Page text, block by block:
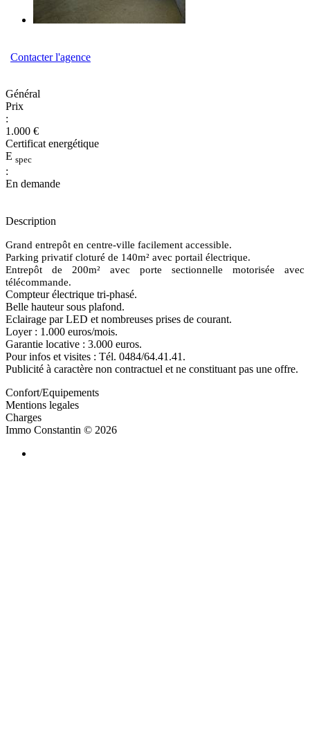
Contacter l'agence
Général
Prix
:
1.000 €
Certificat energétique
E spec
:
En demande
Description
Grand entrepôt en centre-ville facilement accessible.
Parking privatif cloturé de 140m² avec portail électrique.
Entrepôt de 200m² avec porte sectionnelle motorisée avec
télécommande.
Compteur électrique tri-phasé.
Belle hauteur sous plafond.
Eclairage par LED et nombreuses prises de courant.
Loyer : 1.000 euros/mois.
Garantie locative : 3.000 euros.
Pour infos et visites : Tél. 0484/64.41.41.
Publicité à caractère non contractuel et ne constituant pas une offre.
Confort/Equipements
Mentions legales
Charges
Immo Constantin © 2026